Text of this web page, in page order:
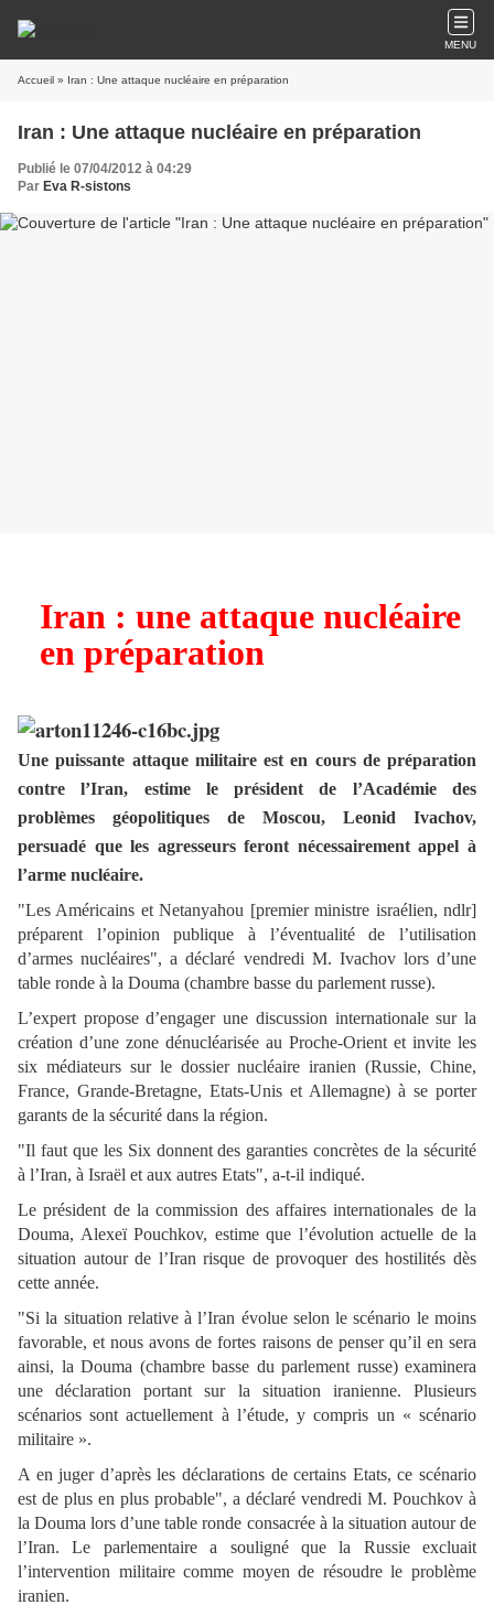
MENU
Accueil » Iran : Une attaque nucléaire en préparation
Iran : Une attaque nucléaire en préparation
Publié le 07/04/2012 à 04:29
Par Eva R-sistons
Iran : une attaque nucléaire
en préparation
Une puissante attaque militaire est en cours de préparation
contre l’Iran, estime le président de l’Académie des
problèmes géopolitiques de Moscou, Leonid Ivachov,
persuadé que les agresseurs feront nécessairement appel à
l’arme nucléaire.
"Les Américains et Netanyahou [premier ministre israélien, ndlr]
préparent l’opinion publique à l’éventualité de l’utilisation
d’armes nucléaires", a déclaré vendredi M. Ivachov lors d’une
table ronde à la Douma (chambre basse du parlement russe).
L’expert propose d’engager une discussion internationale sur la
création d’une zone dénucléarisée au Proche-Orient et invite les
six médiateurs sur le dossier nucléaire iranien (Russie, Chine,
France, Grande-Bretagne, Etats-Unis et Allemagne) à se porter
garants de la sécurité dans la région.
"Il faut que les Six donnent des garanties concrètes de la sécurité
à l’Iran, à Israël et aux autres Etats", a-t-il indiqué.
Le président de la commission des affaires internationales de la
Douma, Alexeï Pouchkov, estime que l’évolution actuelle de la
situation autour de l’Iran risque de provoquer des hostilités dès
cette année.
"Si la situation relative à l’Iran évolue selon le scénario le moins
favorable, et nous avons de fortes raisons de penser qu’il en sera
ainsi, la Douma (chambre basse du parlement russe) examinera
une déclaration portant sur la situation iranienne. Plusieurs
scénarios sont actuellement à l’étude, y compris un « scénario
militaire ».
A en juger d’après les déclarations de certains Etats, ce scénario
est de plus en plus probable", a déclaré vendredi M. Pouchkov à
la Douma lors d’une table ronde consacrée à la situation autour de
l’Iran. Le parlementaire a souligné que la Russie excluait
l’intervention militaire comme moyen de résoudre le problème
iranien.